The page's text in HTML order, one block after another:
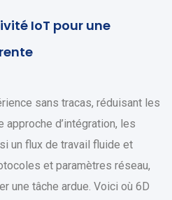
IoT pour une
sans tracas, réduisant les
d’intégration, les
un flux de travail fluide et
et paramètres réseau,
une tâche ardue. Voici où 6D